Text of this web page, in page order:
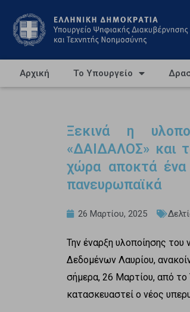
Αρχική Το Υπουργείο
Ξεκινά η
«ΔΑΙΔΑΛΟΣ» και
χώρα αποκτά ένα
πανευρωπαϊκά
26 Μαρτίου, 2025
Την έναρξη υλοποίησης
Δεδομένων Λαυρίου,
σήμερα, 26 Μαρτίου, από
κατασκευαστεί ο νέος